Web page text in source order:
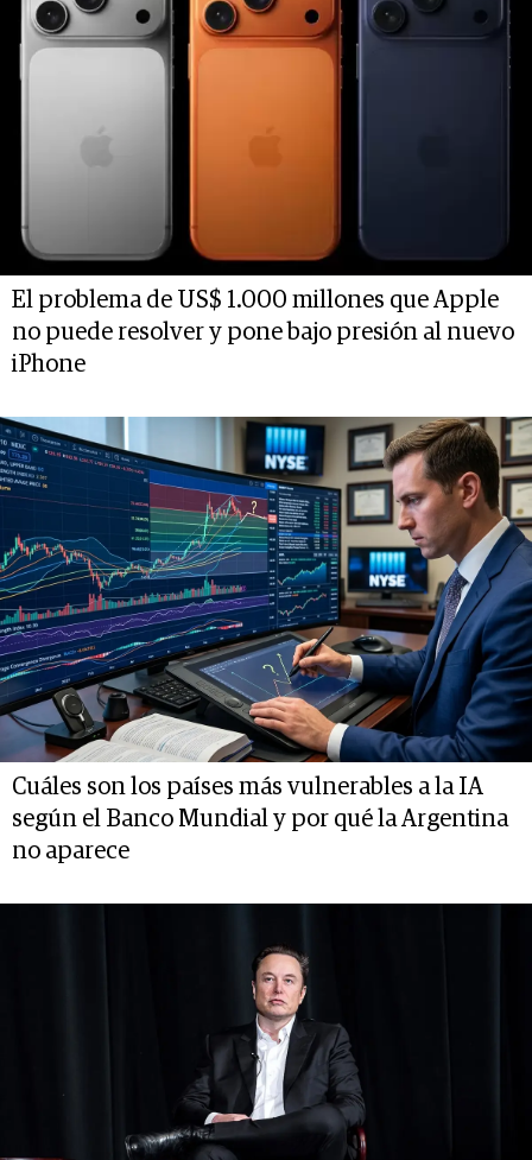
El problema de US$ 1.000 millones que Apple
no puede resolver y pone bajo presión al nuevo
iPhone
Cuáles son los países más vulnerables a la IA
según el Banco Mundial y por qué la Argentina
no aparece